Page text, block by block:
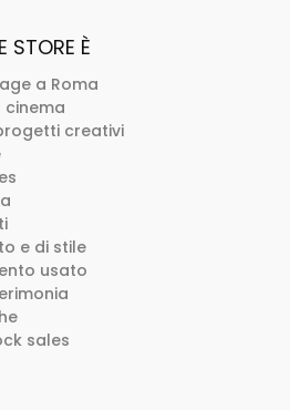
STORE È
a Roma
cinema
creativi
e di stile
usato
sales